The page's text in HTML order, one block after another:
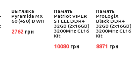
Вытяжка
Pyramida MX
60 (450) B WH
2762 грн
Память
Patriot VIPER
STEEL DDR4
32GB (2x16GB)
3200MHz CL16
Kit
10080 грн
Память
ProLogiX
Black DDR4
32GB (2x16GB)
3200MHz CL16
Kit
8871 грн